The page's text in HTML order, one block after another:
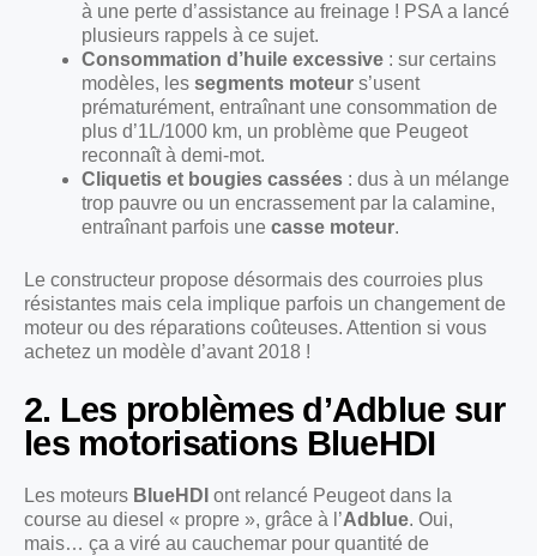
à une perte d’assistance au freinage ! PSA a lancé
plusieurs rappels à ce sujet.
Consommation d’huile excessive : sur certains
modèles, les segments moteur s’usent
prématurément, entraînant une consommation de
plus d’1L/1000 km, un problème que Peugeot
reconnaît à demi-mot.
Cliquetis et bougies cassées : dus à un mélange
trop pauvre ou un encrassement par la calamine,
entraînant parfois une casse moteur.
Le constructeur propose désormais des courroies plus
résistantes mais cela implique parfois un changement de
moteur ou des réparations coûteuses. Attention si vous
achetez un modèle d’avant 2018 !
2. Les problèmes d’Adblue sur
les motorisations BlueHDI
Les moteurs BlueHDI ont relancé Peugeot dans la
course au diesel « propre », grâce à l’Adblue. Oui,
mais… ça a viré au cauchemar pour quantité de